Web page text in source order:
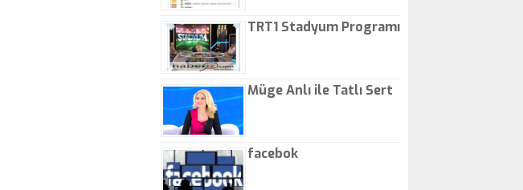
TRT1 Stadyum Programı
Müge Anlı ile Tatlı Sert
facebok